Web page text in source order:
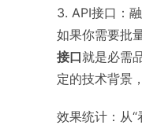
3. API接口：
如果你需要批
接口就是必需
定的技术背景
效果统计：从“